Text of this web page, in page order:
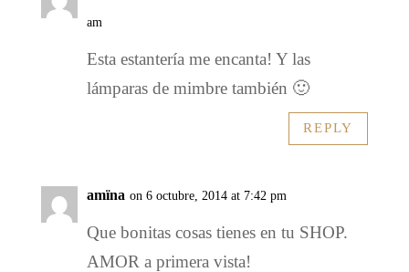
am
Esta estantería me encanta! Y las
lámparas de mimbre también 🙂
REPLY
amïna on 6 octubre, 2014 at 7:42 pm
Que bonitas cosas tienes en tu SHOP.
AMOR a primera vista!